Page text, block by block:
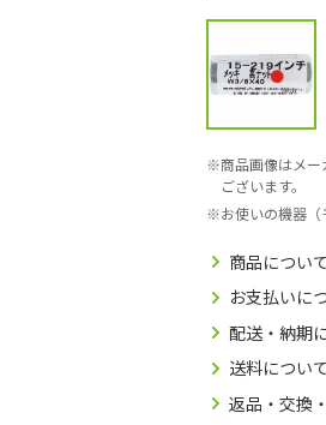
商品画像はメ
ございます。
お使いの機器（
商品について
お支払いに
配送・納期
送料について
返品・交換